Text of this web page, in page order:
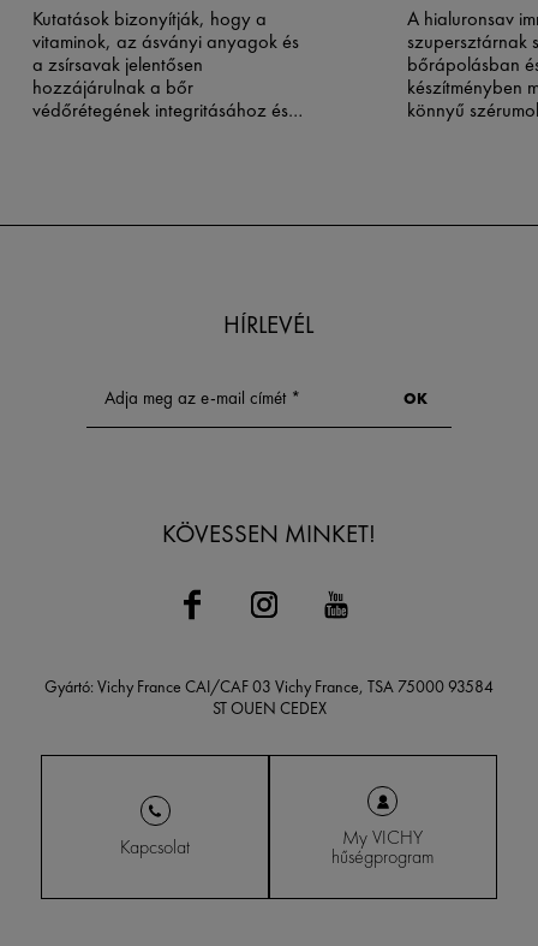
Kutatások bizonyítják, hogy a
vitaminok, az ásványi anyagok és
a zsírsavak jelentősen
hozzájárulnak a bőr
védőrétegének integritásához és
A hialuronsav
szupersztárnak
bőrápolásban
készítményben
könnyű
segíthet Önnek
HÍRLEVÉL
KÖVESSEN MINKET!
Gyártó: Vichy France CAI/CAF 03 Vichy France, TSA 75000 93584
ST OUEN CEDEX
Kapcsolat My VICHY
hűségprogram